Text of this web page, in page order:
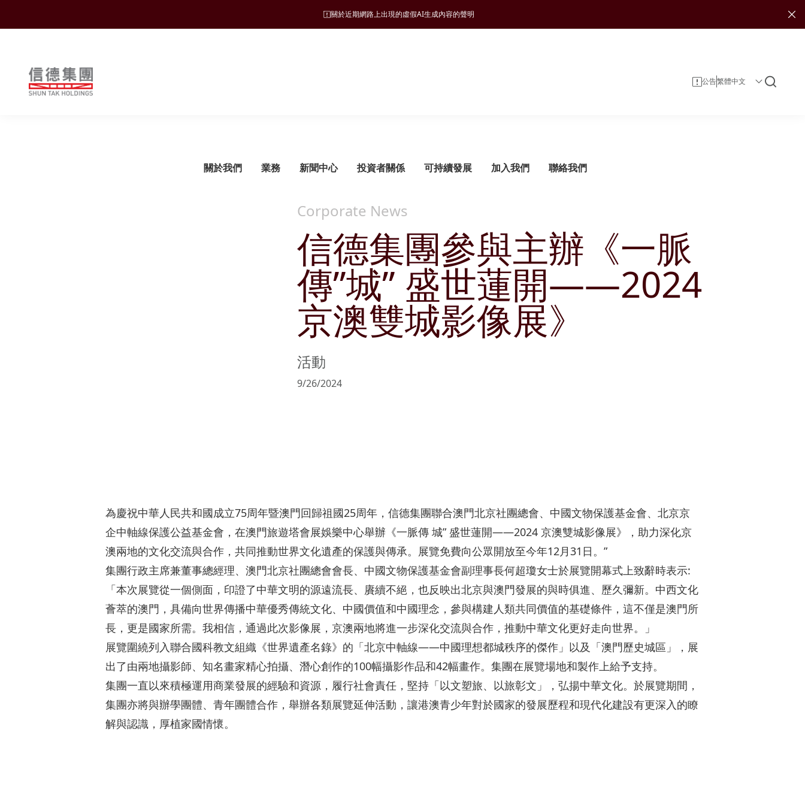
關於近期網路上出現的虛假AI生成內容的聲明
Shuntak Group
關於我們
願景、使命和營商宗旨
集團發展里程碑
管理層簡介
主席報告書
企業資料
企業管治
刊物
業務
旅遊
酒店
文化與消閑
零售
地產
物業發展
物業銷售及租賃
物業管理
投資
娛樂
郵輪碼頭
新聞中心
新聞稿
投資者關係
監管披露
財務報告
公告及通函
投資者服務
投資者日誌
公司簡介
公司簡報
企業通訊
可持續發展
可持續發展管理
管治架構
可持續發展目標
持份者參與
風險管理
ESG 支柱
自然諧和
商社共榮
協作共融
匠心摯誠
可持續發展報告
加入我們 聯絡我們
公告
Corporate News
信德集團參與主辦《一脈
傳”城” 盛世蓮開——2024
京澳雙城影像展》
活動
9/26/2024
為慶祝中華人民共和國成立75周年暨澳門回歸祖國25周年，信德集團聯合澳門北京社團總會、中國文物保護基金會、北京京
企中軸線保護公益基金會，在澳門旅遊塔會展娛樂中心舉辦《一脈傳 城” 盛世蓮開——2024 京澳雙城影像展》，助力深化京
澳兩地的文化交流與合作，共同推動世界文化遺產的保護與傳承。展覽免費向公眾開放至今年12月31日。”
集團行政主席兼董事總經理、澳門北京社團總會會長、中國文物保護基金會副理事長何超瓊女士於展覽開幕式上致辭時表示:
「本次展覽從一個側面，印證了中華文明的源遠流長、賡續不絕，也反映出北京與澳門發展的與時俱進、歷久彌新。中西文化
薈萃的澳門，具備向世界傳播中華優秀傳統文化、中國價值和中國理念，參與構建人類共同價值的基礎條件，這不僅是澳門所
長，更是國家所需。我相信，通過此次影像展，京澳兩地將進一步深化交流與合作，推動中華文化更好走向世界。」
展覽圍繞列入聯合國科教文組織《世界遺產名錄》的「北京中軸線——中國理想都城秩序的傑作」以及「澳門歷史城區」，展
出了由兩地攝影師、知名畫家精心拍攝、潛心創作的100幅攝影作品和42幅畫作。集團在展覽場地和製作上給予支持。
集團一直以來積極運用商業發展的經驗和資源，履行社會責任，堅持「以文塑旅、以旅彰文」，弘揚中華文化。於展覽期間，
集團亦將與辦學團體、青年團體合作，舉辦各類展覽延伸活動，讓港澳青少年對於國家的發展歷程和現代化建設有更深入的瞭
解與認識，厚植家國情懷。